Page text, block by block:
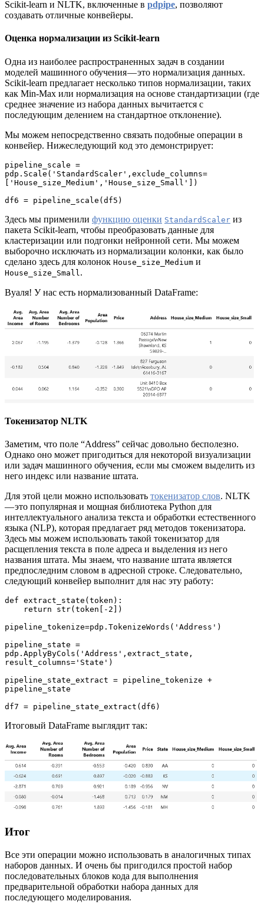
Scikit-learn и NLTK, включенные в pdpipe, позволяют
создавать отличные конвейеры.
Оценка нормализации из Scikit-learn
Одна из наиболее распространенных задач в создании
моделей машинного обучения — это нормализация данных.
Scikit-learn предлагает несколько типов нормализации, таких
как Min-Max или нормализация на основе стандартизации (где
среднее значение из набора данных вычитается с
последующим делением на стандартное отклонение).
Мы можем непосредственно связать подобные операции в
конвейер. Нижеследующий код это демонстрирует:
pipeline_scale =
pdp.Scale('StandardScaler',exclude_columns=
['House_size_Medium','House_size_Small'])
df6 = pipeline_scale(df5)
Здесь мы применили функцию оценки StandardScaler из
пакета Scikit-learn, чтобы преобразовать данные для
кластеризации или подгонки нейронной сети. Мы можем
выборочно исключать из нормализации колонки, как было
сделано здесь для колонок House_size_Medium и
House_size_Small .
Вуаля! У нас есть нормализованный DataFrame:
Токенизатор NLTK
Заметим, что поле “Address” сейчас довольно бесполезно.
Однако оно может пригодиться для некоторой визуализации
или задач машинного обучения, если мы сможем выделить из
него индекс или название штата.
Для этой цели можно использовать токенизатор слов. NLTK
— это популярная и мощная библиотека Python для
интеллектуального анализа текста и обработки естественного
языка (NLP), которая предлагает ряд методов токенизатора.
Здесь мы можем использовать такой токенизатор для
расщепления текста в поле адреса и выделения из него
названия штата. Мы знаем, что название штата является
предпоследним словом в адресной строке. Следовательно,
следующий конвейер выполнит для нас эту работу:
def extract_state(token):
pipeline_tokenize=pdp.TokenizeWords('Address')
pipeline_state =
pdp.ApplyByCols('Address',extract_state,
result_columns='State')
pipeline_state_extract = pipeline_tokenize +
pipeline_state
df7 = pipeline_state_extract(df6)
Итоговый DataFrame выглядит так:
Итог
Все эти операции можно использовать в аналогичных типах
наборов данных. И очень бы пригодился простой набор
последовательных блоков кода для выполнения
предварительной обработки набора данных для
последующего моделирования.